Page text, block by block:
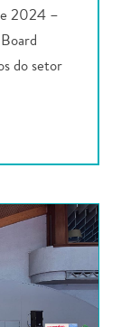
2024 –
do setor